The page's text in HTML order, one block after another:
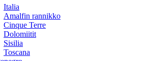
Italia
Amalfin rannikko
Cinque Terre
Dolomiitit
Sisilia
Toscana